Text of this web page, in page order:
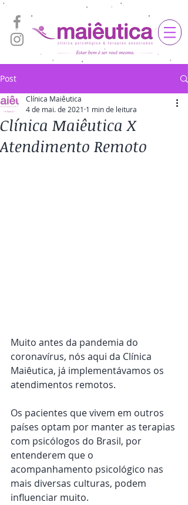
Post
Clínica Maiêutica X
Atendimento Remoto
Clínica Maiêutica
4 de mai. de 2021 1 min de leitura
Muito antes da pandemia do
coronavírus, nós aqui da Clínica
Maiêutica, já implementávamos os
atendimentos remotos.
Os pacientes que vivem em outros
países optam por manter as terapias
com psicólogos do Brasil, por
entenderem que o
acompanhamento psicológico nas
mais diversas culturas, podem
influenciar muito.